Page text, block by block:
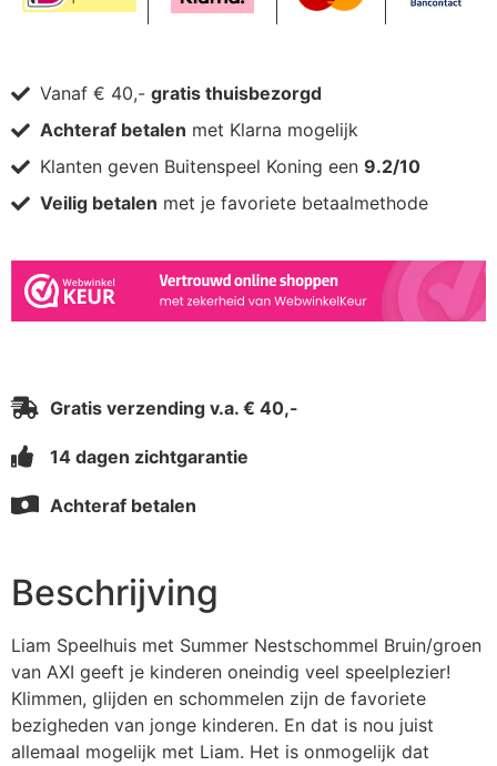
Vanaf € 40,-gratis thuisbezorgd
Achteraf betalen met Klarna mogelijk
Klanten geven Buitenspeel Koning een9.2/10
Veilig betalen met je favoriete betaalmethode
Gratis verzending v.a. € 40,-
14 dagen zichtgarantie
Achteraf betalen
Beschrijving
Liam Speelhuis met Summer Nestschommel Bruin/groen
van AXI geeft je kinderen oneindig veel speelplezier!
Klimmen, glijden en schommelen zijn de favoriete
bezigheden van jonge kinderen. En dat is nou juist
allemaal mogelijk met Liam. Het is onmogelijk dat